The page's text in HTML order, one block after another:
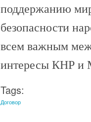
поддержанию
безопасности
всем важным
интересы КНР и
Tags:
Договор